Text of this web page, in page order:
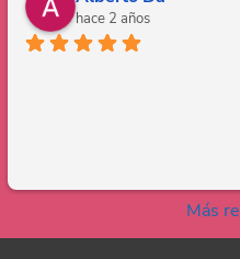
hace 2 años
Más